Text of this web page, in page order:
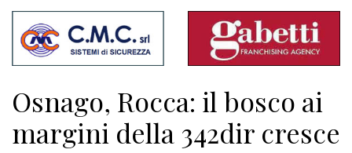
Contenuti
del
sito
Associazioni
Meteo
Osnago, Rocca: il bosco ai
margini della 342dir cresce